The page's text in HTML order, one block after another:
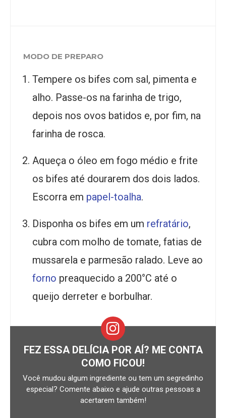
MODO DE PREPARO
Tempere os bifes com sal, pimenta e
alho. Passe-os na farinha de trigo,
depois nos ovos batidos e, por fim, na
farinha de rosca.
Aqueça o óleo em fogo médio e frite
os bifes até dourarem dos dois lados.
Escorra em papel-toalha.
Disponha os bifes em um refratário,
cubra com molho de tomate, fatias de
mussarela e parmesão ralado. Leve ao
forno preaquecido a 200°C até o
queijo derreter e borbulhar.
FEZ ESSA DELÍCIA POR AÍ? ME CONTA
COMO FICOU!
Você mudou algum ingrediente ou tem um segredinho
especial? Comente abaixo e ajude outras pessoas a
acertarem também!